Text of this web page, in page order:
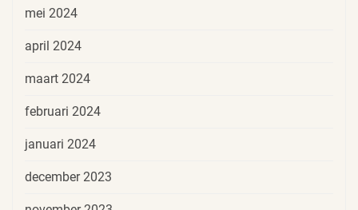
mei 2024
april 2024
maart 2024
februari 2024
januari 2024
december 2023